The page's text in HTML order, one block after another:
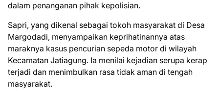
dalam penanganan pihak kepolisian.
Sapri, yang dikenal sebagai tokoh masyarakat di Desa
Margodadi, menyampaikan keprihatinannya atas
maraknya kasus pencurian sepeda motor di wilayah
Kecamatan Jatiagung. Ia menilai kejadian serupa kerap
terjadi dan menimbulkan rasa tidak aman di tengah
masyarakat.